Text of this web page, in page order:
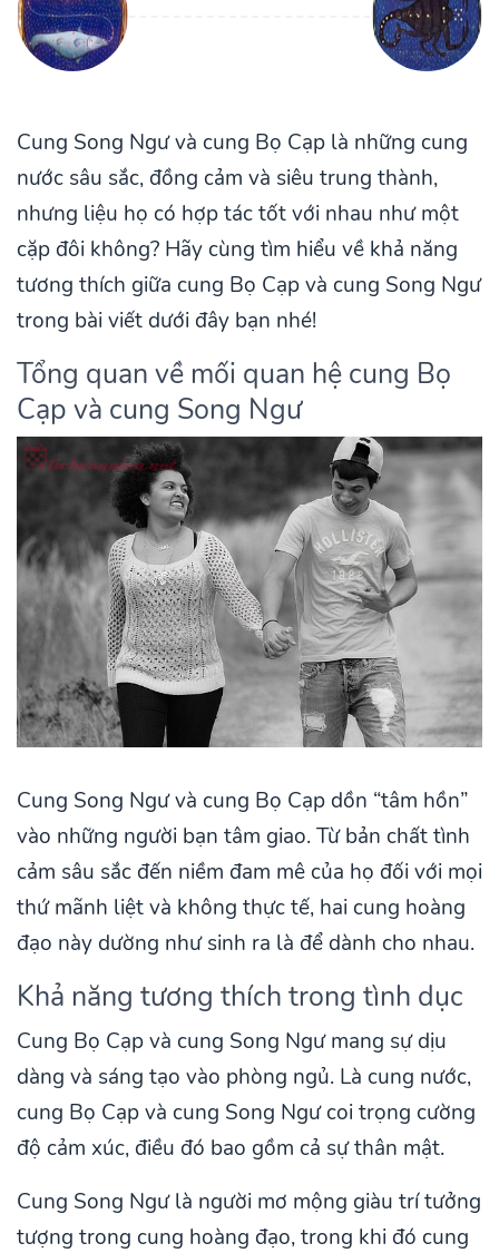
Cung Song Ngư và cung Bọ Cạp là những cung
nước sâu sắc, đồng cảm và siêu trung thành,
nhưng liệu họ có hợp tác tốt với nhau như một
cặp đôi không? Hãy cùng tìm hiểu về khả năng
tương thích giữa cung Bọ Cạp và cung Song Ngư
trong bài viết dưới đây bạn nhé!
Tổng quan về mối quan hệ cung Bọ
Cạp và cung Song Ngư
Cung Song Ngư và cung Bọ Cạp dồn “tâm hồn”
vào những người bạn tâm giao. Từ bản chất tình
cảm sâu sắc đến niềm đam mê của họ đối với mọi
thứ mãnh liệt và không thực tế, hai cung hoàng
đạo này dường như sinh ra là để dành cho nhau.
Khả năng tương thích trong tình dục
Cung Bọ Cạp và cung Song Ngư mang sự dịu
dàng và sáng tạo vào phòng ngủ. Là cung nước,
cung Bọ Cạp và cung Song Ngư coi trọng cường
độ cảm xúc, điều đó bao gồm cả sự thân mật.
Cung Song Ngư là người mơ mộng giàu trí tưởng
tượng trong cung hoàng đạo, trong khi đó cung